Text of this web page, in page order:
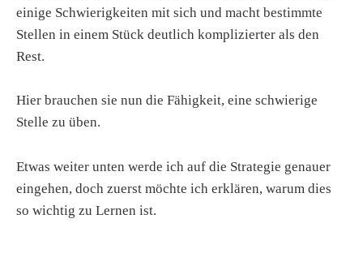
einige Schwierigkeiten mit sich und macht bestimmte
Stellen in einem Stück deutlich komplizierter als den
Rest.
Hier brauchen sie nun die Fähigkeit, eine schwierige
Stelle zu üben.
Etwas weiter unten werde ich auf die Strategie genauer
eingehen, doch zuerst möchte ich erklären, warum dies
so wichtig zu Lernen ist.